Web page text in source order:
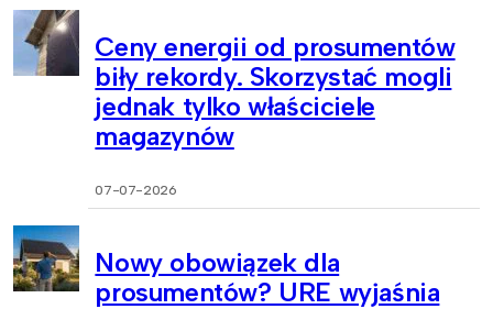
Ceny energii od prosumentów
biły rekordy. Skorzystać mogli
jednak tylko właściciele
magazynów
07-07-2026
Nowy obowiązek dla
prosumentów? URE wyjaśnia